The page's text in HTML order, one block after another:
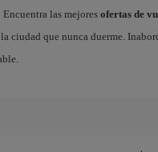
las mejores ofertas de
ciudad que nunca duerme.